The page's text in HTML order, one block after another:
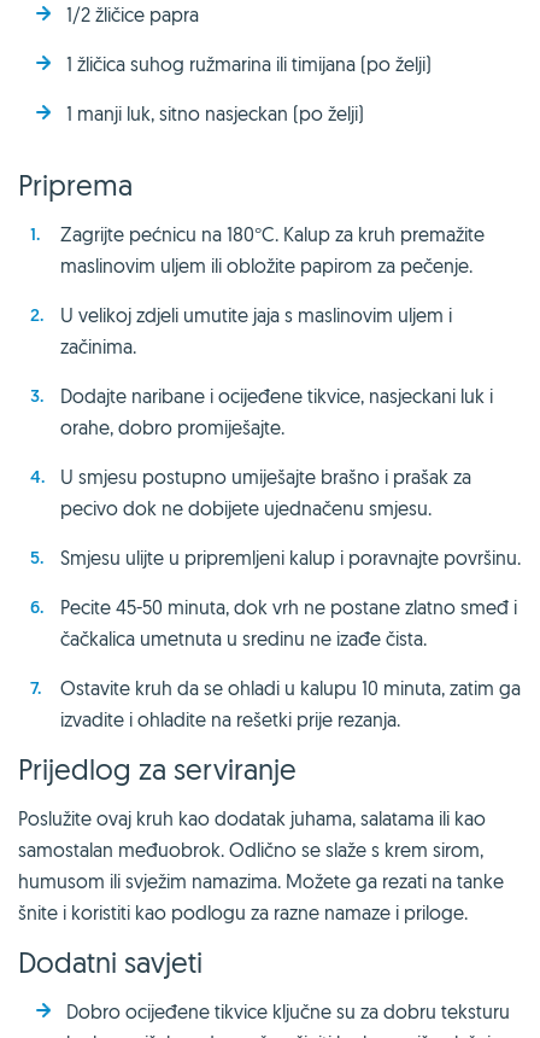
1/2 žličice papra
1 žličica suhog ružmarina ili timijana (po želji)
1 manji luk, sitno nasjeckan (po želji)
Priprema
Zagrijte pećnicu na 180°C. Kalup za kruh premažite
maslinovim uljem ili obložite papirom za pečenje.
U velikoj zdjeli umutite jaja s maslinovim uljem i
začinima.
Dodajte naribane i ocijeđene tikvice, nasjeckani luk i
orahe, dobro promiješajte.
U smjesu postupno umiješajte brašno i prašak za
pecivo dok ne dobijete ujednačenu smjesu.
Smjesu ulijte u pripremljeni kalup i poravnajte površinu.
Pecite 45-50 minuta, dok vrh ne postane zlatno smeđ i
čačkalica umetnuta u sredinu ne izađe čista.
Ostavite kruh da se ohladi u kalupu 10 minuta, zatim ga
izvadite i ohladite na rešetki prije rezanja.
Prijedlog za serviranje
Poslužite ovaj kruh kao dodatak juhama, salatama ili kao
samostalan međuobrok. Odlično se slaže s krem sirom,
humusom ili svježim namazima. Možete ga rezati na tanke
šnite i koristiti kao podlogu za razne namaze i priloge.
Dodatni savjeti
Dobro ocijeđene tikvice ključne su za dobru teksturu